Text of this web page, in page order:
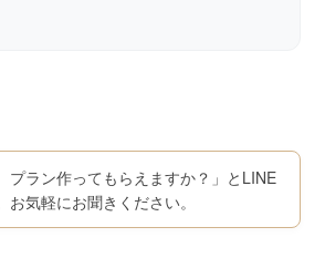
プラン作ってもらえますか？」とLINE
お気軽にお聞きください。